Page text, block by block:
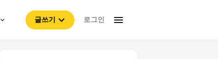
글쓰기 로그인